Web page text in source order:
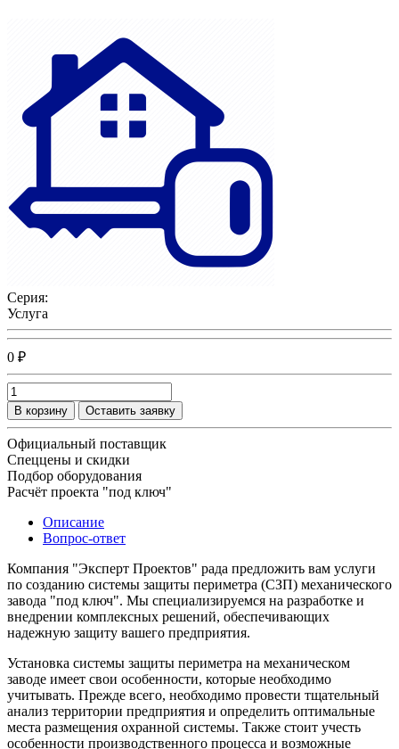
Серия:
Услуга
0 ₽
В корзину Оставить заявку
Официальный поставщик
Спеццены и скидки
Подбор оборудования
Расчёт проекта "под ключ"
Описание
Вопрос-ответ
Компания "Эксперт Проектов" рада предложить вам услуги
по созданию системы защиты периметра (СЗП) механического
завода "под ключ". Мы специализируемся на разработке и
внедрении комплексных решений, обеспечивающих
надежную защиту вашего предприятия.
Установка системы защиты периметра на механическом
заводе имеет свои особенности, которые необходимо
учитывать. Прежде всего, необходимо провести тщательный
анализ территории предприятия и определить оптимальные
места размещения охранной системы. Также стоит учесть
особенности производственного процесса и возможные